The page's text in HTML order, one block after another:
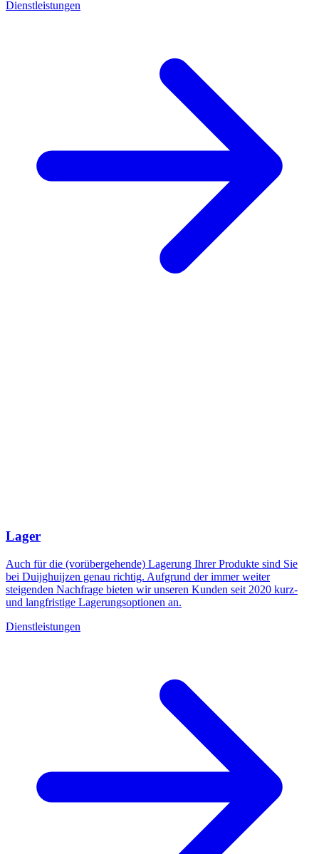
Dienstleistungen
Lager
Auch für die (vorübergehende) Lagerung Ihrer Produkte sind Sie
bei Duijghuijzen genau richtig. Aufgrund der immer weiter
steigenden Nachfrage bieten wir unseren Kunden seit 2020 kurz-
und langfristige Lagerungsoptionen an.
Dienstleistungen